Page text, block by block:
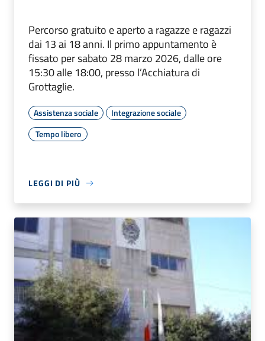
Percorso gratuito e aperto a ragazze e ragazzi
dai 13 ai 18 anni. Il primo appuntamento è
fissato per sabato 28 marzo 2026, dalle ore
15:30 alle 18:00, presso l’Acchiatura di
Grottaglie.
Assistenza sociale
Integrazione sociale
Tempo libero
LEGGI DI PIÙ